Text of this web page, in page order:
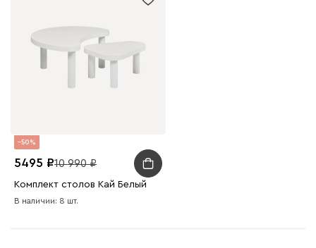
50
5495 10 990
Комплект столов Кай Белый
В наличии: 8 шт.